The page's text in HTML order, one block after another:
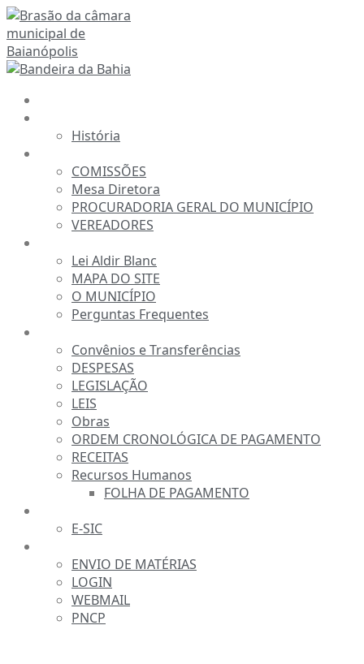
Ir
para
o
conteúdo
História
COMISSÕES
Mesa Diretora
PROCURADORIA GERAL DO MUNICÍPIO
VEREADORES
Lei Aldir Blanc
MAPA DO SITE
O MUNICÍPIO
Perguntas Frequentes
Convênios e Transferências
DESPESAS
LEGISLAÇÃO
LEIS
Obras
ORDEM CRONOLÓGICA DE PAGAMENTO
RECEITAS
Recursos Humanos
FOLHA DE PAGAMENTO
E-SIC
ENVIO DE MATÉRIAS
LOGIN
WEBMAIL
PNCP